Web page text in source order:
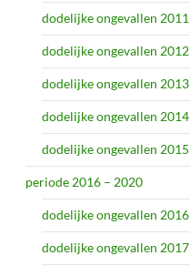
dodelijke ongevallen 2011
dodelijke ongevallen 2012
dodelijke ongevallen 2013
dodelijke ongevallen 2014
dodelijke ongevallen 2015
periode 2016 – 2020
dodelijke ongevallen 2016
dodelijke ongevallen 2017